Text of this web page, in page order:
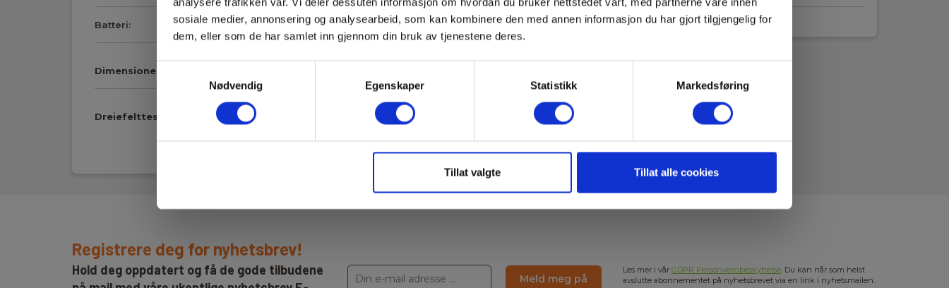
sosiale medier, annonsering og analysearbeid, som kan kombinere den med annen informasjon du har gjort tilgjengelig for
dem, eller som de har samlet inn gjennom din bruk av tjenestene deres.
Nødvendig
Egenskaper Statistikk Markedsføring
Tillat valgte Tillat alle cookies
Batteri: 1 x E/PP3 (9 V) Alkaline (inkl.)
Dimensioner
Dreiefelttestere
Fasefølgetest: 120-440 V AC
Vis mer
Registrere deg for nyhetsbrev!
Hold deg oppdatert og få de gode tilbudene
Meld meg på
Les mer i vår GDPR Personvernbeskyttelse. Du kan når som helst
avslutte abonnementet på nyhetsbrevet via en link i nyhetsmailen.